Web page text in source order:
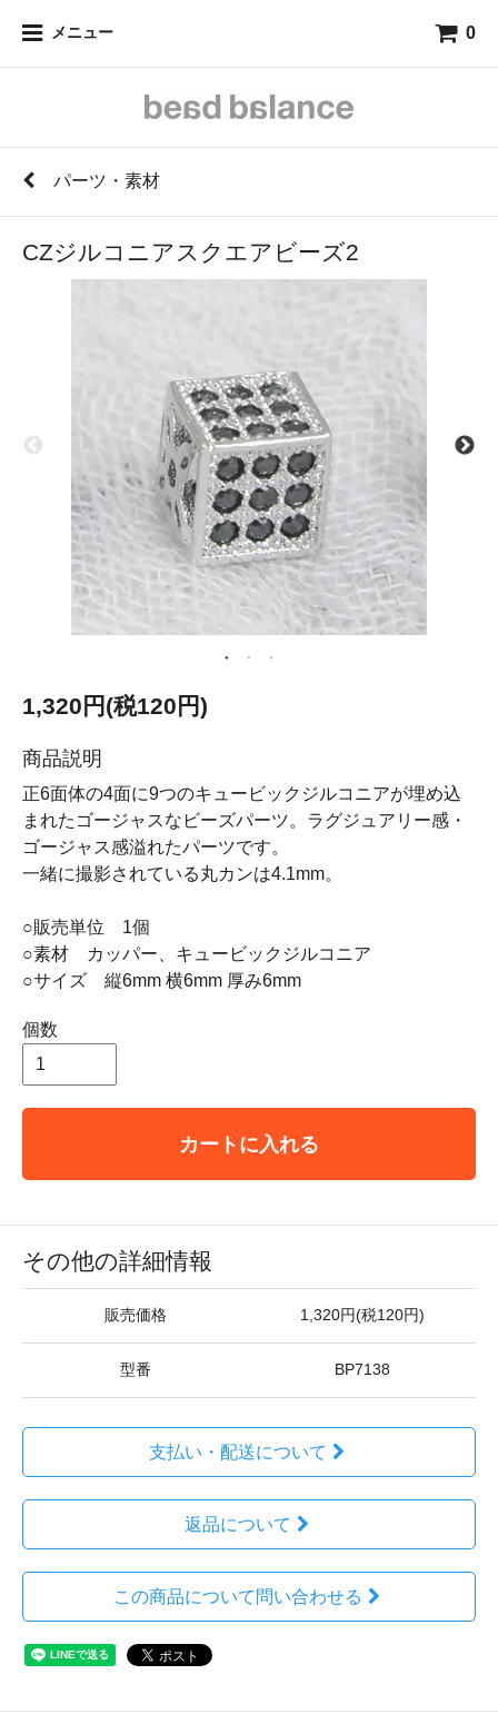
メニュー 0
パーツ・素材
CZジルコニアスクエアビーズ2
1,320円(税120円)
商品説明
正6面体の4面に9つのキュービックジルコニアが埋め込
まれたゴージャスなビーズパーツ。ラグジュアリー感・
ゴージャス感溢れたパーツです。
一緒に撮影されている丸カンは4.1mm。
○販売単位 1個
○素材 カッパー、キュービックジルコニア
○サイズ 縦6mm 横6mm 厚み6mm
個数
カートに入れる
その他の詳細情報
販売価格 1,320円(税120円)
型番 BP7138
支払い・配送について
返品について
この商品について問い合わせる